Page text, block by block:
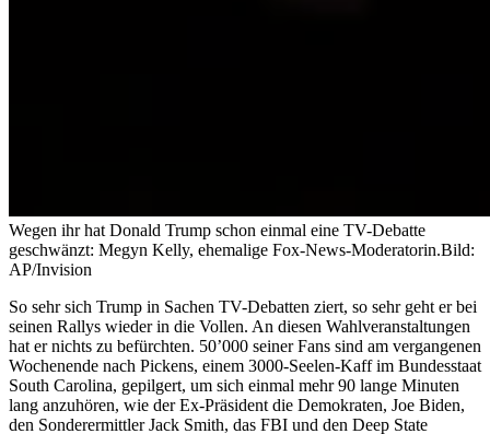
Wegen ihr hat Donald Trump schon einmal eine TV-Debatte
geschwänzt: Megyn Kelly, ehemalige Fox-News-Moderatorin.Bild:
AP/Invision
So sehr sich Trump in Sachen TV-Debatten ziert, so sehr geht er bei
seinen Rallys wieder in die Vollen. An diesen Wahlveranstaltungen
hat er nichts zu befürchten. 50’000 seiner Fans sind am vergangenen
Wochenende nach Pickens, einem 3000-Seelen-Kaff im Bundesstaat
South Carolina, gepilgert, um sich einmal mehr 90 lange Minuten
lang anzuhören, wie der Ex-Präsident die Demokraten, Joe Biden,
den Sonderermittler Jack Smith, das FBI und den Deep State